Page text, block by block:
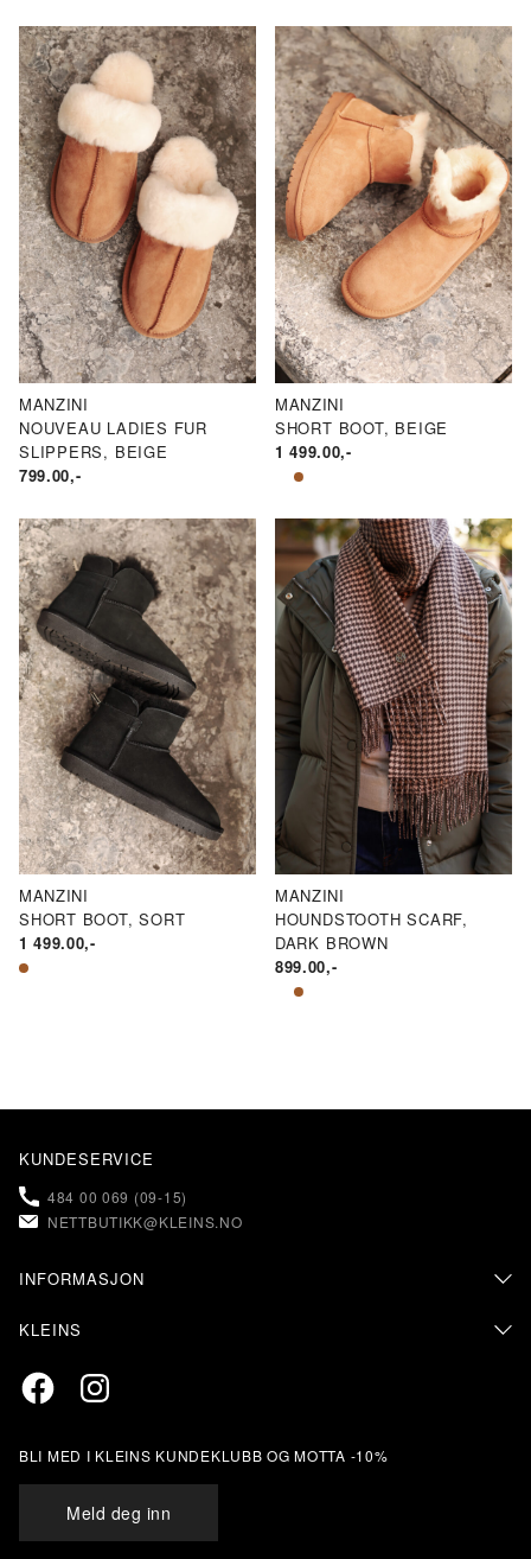
MANZINI
NOUVEAU LADIES FUR
SLIPPERS, BEIGE
799.00,-
MANZINI
SHORT BOOT, BEIGE
1 499.00,-
MANZINI
SHORT BOOT, SORT
1 499.00,-
MANZINI
HOUNDSTOOTH SCARF,
DARK BROWN
899.00,-
KUNDESERVICE
484 00 069 (09-15)
NETTBUTIKK@KLEINS.NO
INFORMASJON
FAQ – OFTE STILTE SPØRSMÅL
RETUR & BYTTE
KLEINS
BUTIKKER & ÅPNINGSTIDER
STØRRELSESANBEFALING
Facebook
Instagram
BLI MED I KLEINS KUNDEKLUBB OG MOTTA -10%
Meld deg inn